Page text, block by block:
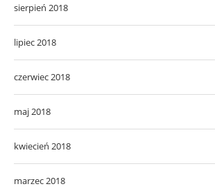
sierpień 2018
lipiec 2018
czerwiec 2018
maj 2018
kwiecień 2018
marzec 2018